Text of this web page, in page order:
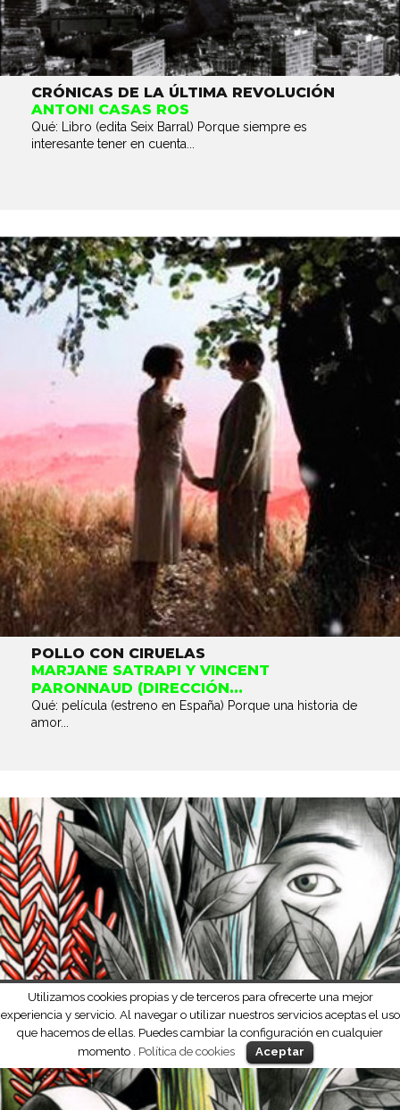
CRÓNICAS DE LA ÚLTIMA REVOLUCIÓN
ANTONI CASAS ROS
Qué: Libro (edita Seix Barral) Porque siempre es
interesante tener en cuenta...
POLLO CON CIRUELAS
MARJANE SATRAPI Y VINCENT
PARONNAUD (DIRECCIÓN...
Qué: película (estreno en España) Porque una historia de
amor...
Utilizamos cookies propias y de terceros para ofrecerte una mejor
experiencia y servicio. Al navegar o utilizar nuestros servicios aceptas el uso
que hacemos de ellas. Puedes cambiar la configuración en cualquier
momento . Política de cookies Aceptar